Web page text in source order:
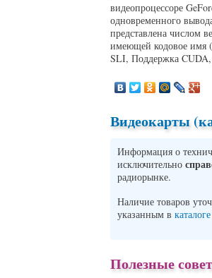
видеопроцессоре
одновременного
представлена числом
имеющей кодовое имя
SLI, Поддержка
Видеокарты
Информация о
исключительно
радиорынке.
Наличие товаров
указанным в
Полезные